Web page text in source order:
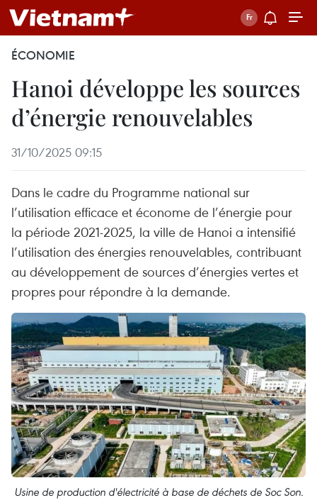
ÉCONOMIE
Hanoi développe les sources
d’énergie renouvelables
31/10/2025 09:15
Dans le cadre du Programme national sur
l’utilisation efficace et économe de l’énergie pour
la période 2021-2025, la ville de Hanoi a intensifié
l’utilisation des énergies renouvelables, contribuant
au développement de sources d’énergies vertes et
propres pour répondre à la demande.
Usine de production d'électricité à base de déchets de Soc Son.